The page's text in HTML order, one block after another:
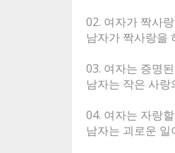
02. 여자가 짝사
남자가 짝사랑을
03. 여자는 증명
남자는 작은 사
04. 여자는 자랑
남자는 괴로운